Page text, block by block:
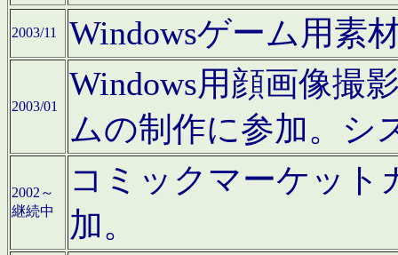
2003/11 Windowsゲーム用素
2003/01
Windows用顔画像撮
ムの制作に参加。シ
2002～
継続中
コミックマーケット
加。